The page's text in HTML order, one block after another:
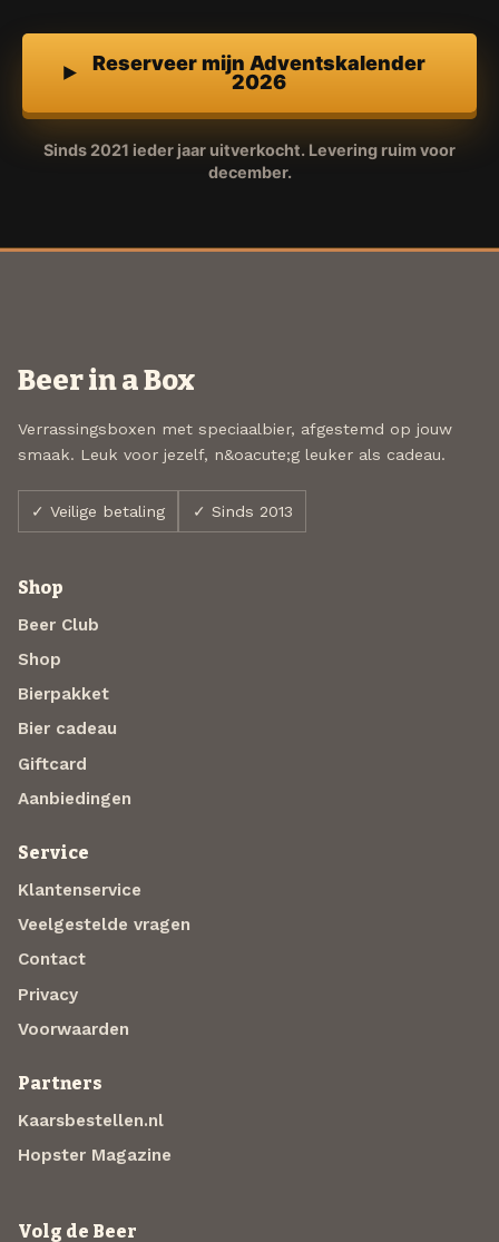
Reserveer mijn Adventskalender
2026
Sinds 2021 ieder jaar uitverkocht. Levering ruim voor
december.
Beer in a Box
Verrassingsboxen met speciaalbier, afgestemd op jouw
smaak. Leuk voor jezelf, n&oacute;g leuker als cadeau.
✓ Veilige betaling ✓ Sinds 2013
Shop
Beer Club
Shop
Bierpakket
Bier cadeau
Giftcard
Aanbiedingen
Service
Klantenservice
Veelgestelde vragen
Contact
Privacy
Voorwaarden
Partners
Kaarsbestellen.nl
Hopster Magazine
Volg de Beer